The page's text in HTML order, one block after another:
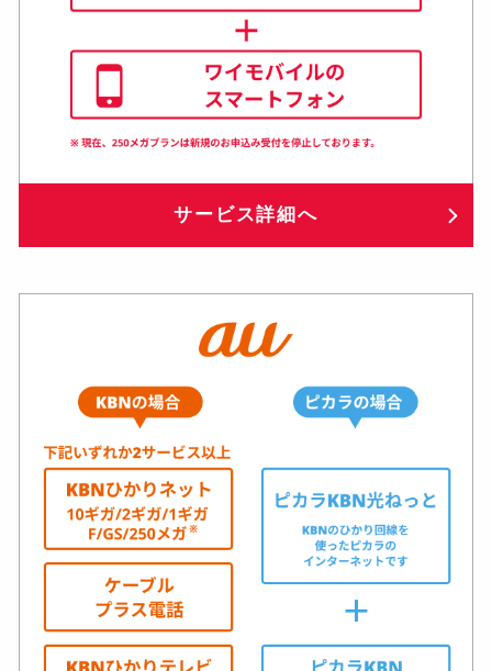
サービス詳細へ